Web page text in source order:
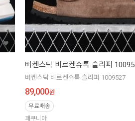
버켄스탁 비르켄슈톡 슬리퍼
버켄스탁 비르켄슈톡 슬리퍼 1009527
89,000원
무료배송
페쿠니아